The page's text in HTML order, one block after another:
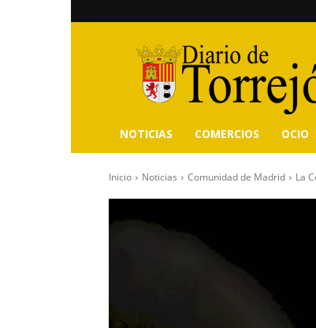
Diario
de
Torrejón
NOTICIAS COMERCIOS OCIO
Inicio Noticias Comunidad de Madrid La